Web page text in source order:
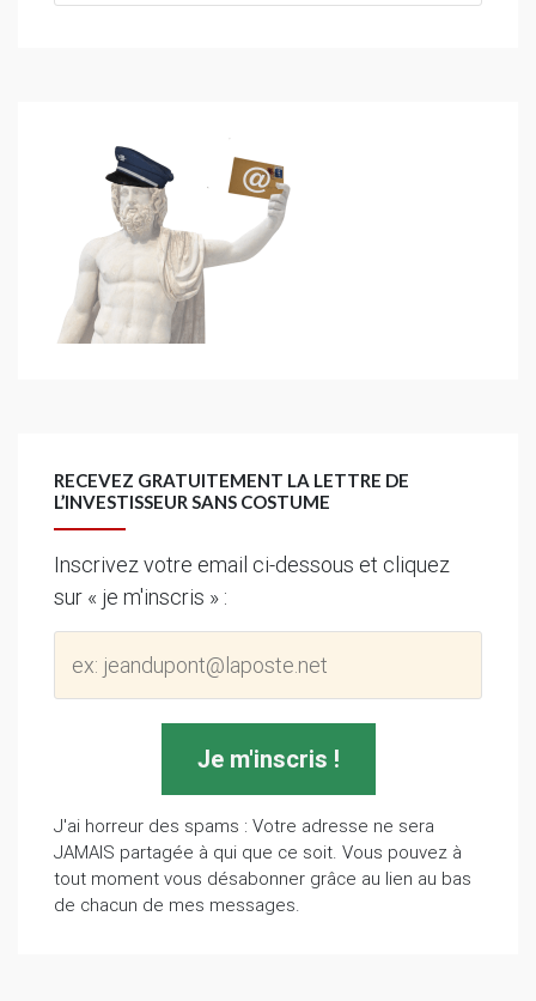
RECEVEZ GRATUITEMENT LA LETTRE DE
L’INVESTISSEUR SANS COSTUME
Inscrivez votre email ci-dessous et cliquez
sur « je m'inscris » :
J'ai horreur des spams : Votre adresse ne sera
JAMAIS partagée à qui que ce soit. Vous pouvez à
tout moment vous désabonner grâce au lien au bas
de chacun de mes messages.